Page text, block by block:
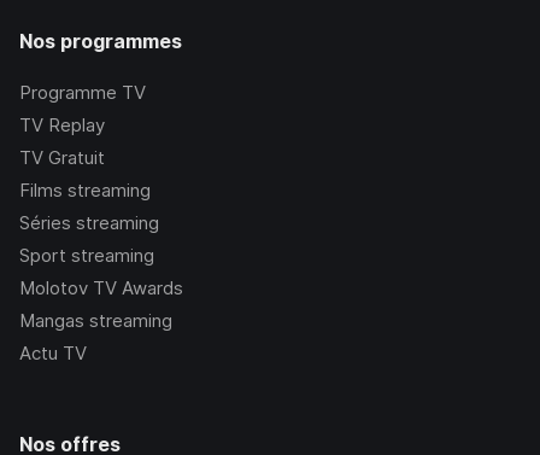
Nos programmes
Programme TV
TV Replay
TV Gratuit
Films streaming
Séries streaming
Sport streaming
Molotov TV Awards
Mangas streaming
Actu TV
Nos offres